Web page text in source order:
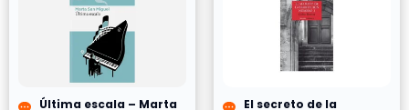
Última escala – Marta
El secreto de la